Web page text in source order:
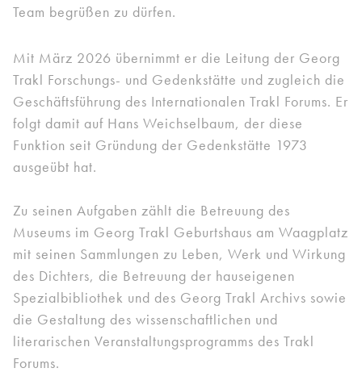
Team begrüßen zu dürfen.
Mit März 2026 übernimmt er die Leitung der Georg
Trakl Forschungs- und Gedenkstätte und zugleich die
Geschäftsführung des Internationalen Trakl Forums. Er
folgt damit auf Hans Weichselbaum, der diese
Funktion seit Gründung der Gedenkstätte 1973
ausgeübt hat.
Zu seinen Aufgaben zählt die Betreuung des
Museums im Georg Trakl Geburtshaus am Waagplatz
mit seinen Sammlungen zu Leben, Werk und Wirkung
des Dichters, die Betreuung der hauseigenen
Spezialbibliothek und des Georg Trakl Archivs sowie
die Gestaltung des wissenschaftlichen und
literarischen Veranstaltungsprogramms des Trakl
Forums.